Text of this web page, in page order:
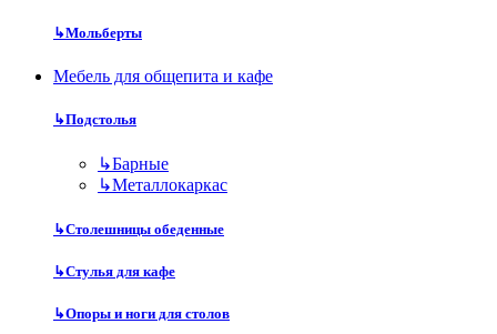
↳Мольберты
Мебель для общепита и кафе
↳Подстолья
↳Барные
↳Металлокаркас
↳Столешницы обеденные
↳Стулья для кафе
↳Опоры и ноги для столов